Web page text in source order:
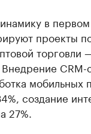
в
проекты
торговли
Внедрение
мобильных
создание
27%.